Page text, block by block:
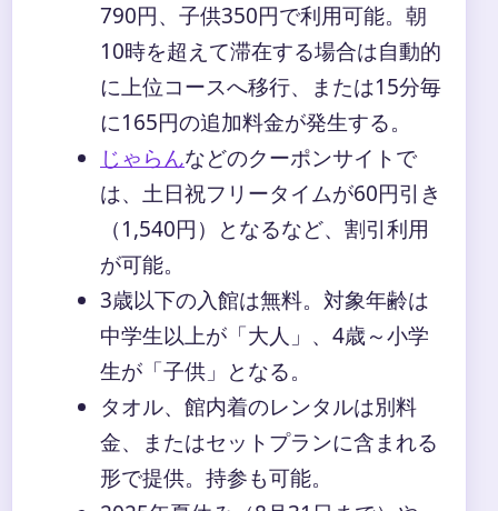
790円、子供350円で利用可能。朝
10時を超えて滞在する場合は自動的
に上位コースへ移行、または15分毎
に165円の追加料金が発生する。
じゃらんなどのクーポンサイトで
は、土日祝フリータイムが60円引き
（1,540円）となるなど、割引利用
が可能。
3歳以下の入館は無料。対象年齢は
中学生以上が「大人」、4歳～小学
生が「子供」となる。
タオル、館内着のレンタルは別料
金、またはセットプランに含まれる
形で提供。持参も可能。